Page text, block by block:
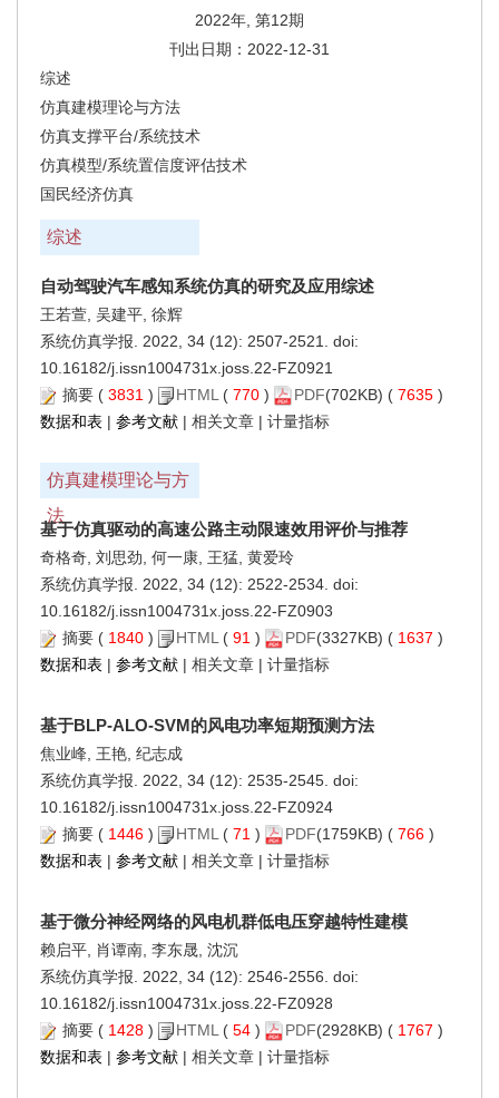
2022年, 第12期
刊出日期：2022-12-31
综述
仿真建模理论与方法
仿真支撑平台/系统技术
仿真模型/系统置信度评估技术
国民经济仿真
综述
自动驾驶汽车感知系统仿真的研究及应用综述
王若萱, 吴建平, 徐辉
系统仿真学报. 2022, 34 (12): 2507-2521. doi:
10.16182/j.issn1004731x.joss.22-FZ0921
摘要 ( 3831 ) HTML ( 770 ) PDF(702KB) ( 7635 )
数据和表 | 参考文献 | 相关文章 | 计量指标
仿真建模理论与方
法
基于仿真驱动的高速公路主动限速效用评价与推荐
奇格奇, 刘思劲, 何一康, 王猛, 黄爱玲
系统仿真学报. 2022, 34 (12): 2522-2534. doi:
10.16182/j.issn1004731x.joss.22-FZ0903
摘要 ( 1840 ) HTML ( 91 ) PDF(3327KB) ( 1637 )
数据和表 | 参考文献 | 相关文章 | 计量指标
基于BLP-ALO-SVM的风电功率短期预测方法
焦业峰, 王艳, 纪志成
系统仿真学报. 2022, 34 (12): 2535-2545. doi:
10.16182/j.issn1004731x.joss.22-FZ0924
摘要 ( 1446 ) HTML ( 71 ) PDF(1759KB) ( 766 )
数据和表 | 参考文献 | 相关文章 | 计量指标
基于微分神经网络的风电机群低电压穿越特性建模
赖启平, 肖谭南, 李东晟, 沈沉
系统仿真学报. 2022, 34 (12): 2546-2556. doi:
10.16182/j.issn1004731x.joss.22-FZ0928
摘要 ( 1428 ) HTML ( 54 ) PDF(2928KB) ( 1767 )
数据和表 | 参考文献 | 相关文章 | 计量指标